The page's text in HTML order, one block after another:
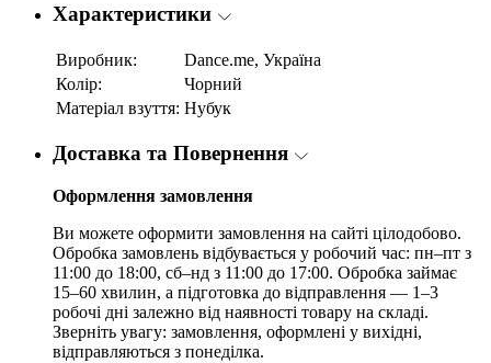
Характеристики
Виробник:
Dance.me, Україна
Колір:
Чорний
Матеріал взуття: Нубук
Доставка та Повернення
Оформлення замовлення
Ви можете оформити замовлення на сайті цілодобово.
Обробка замовлень відбувається у робочий час: пн–пт з
11:00 до 18:00, сб–нд з 11:00 до 17:00. Обробка займає
15–60 хвилин, а підготовка до відправлення — 1–3
робочі дні залежно від наявності товару на складі.
Зверніть увагу: замовлення, оформлені у вихідні,
відправляються з понеділка.